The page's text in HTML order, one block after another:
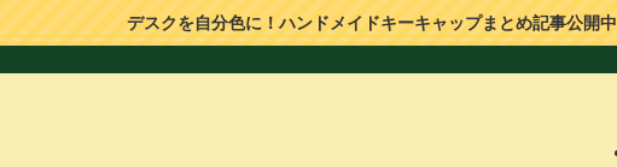
デスクを自分色に！ハンドメイドキーキャップまとめ記事公開中